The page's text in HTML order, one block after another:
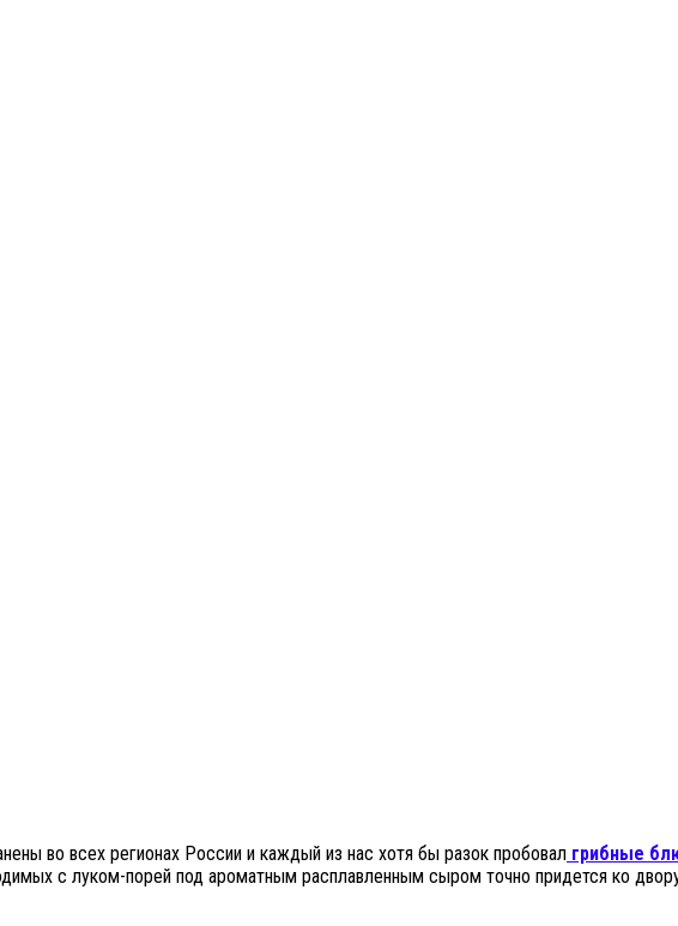
во всех регионах России и каждый из нас хотя бы разок пробовал грибные
с луком-порей под ароматным расплавленным сыром точно придется ко